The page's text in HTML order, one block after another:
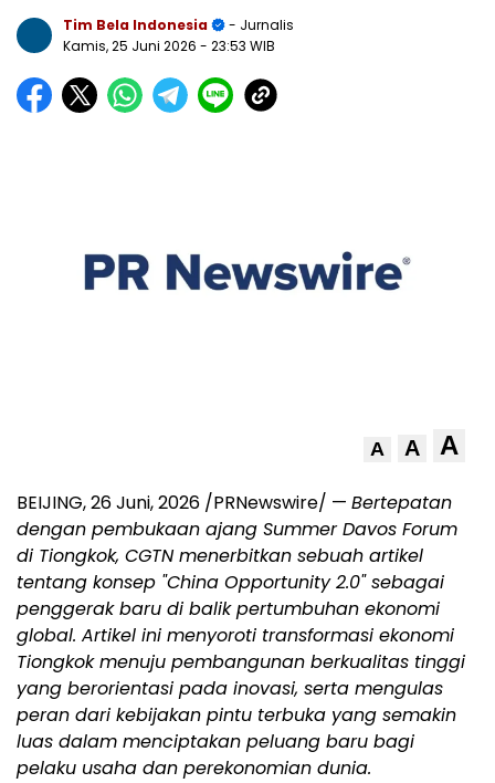
Tim Bela Indonesia
- Jurnalis
Kamis, 25 Juni 2026 - 23:53 WIB
A A A
BEIJING,26 Juni, 2026 /PRNewswire/ — Bertepatan
dengan pembukaan ajang Summer Davos Forum
di Tiongkok, CGTN menerbitkan sebuah artikel
tentang konsep "China Opportunity 2.0" sebagai
penggerak baru di balik pertumbuhan ekonomi
global. Artikel ini menyoroti transformasi ekonomi
Tiongkok menuju pembangunan berkualitas tinggi
yang berorientasi pada inovasi, serta mengulas
peran dari kebijakan pintu terbuka yang semakin
luas dalam menciptakan peluang baru bagi
pelaku usaha dan perekonomian dunia.